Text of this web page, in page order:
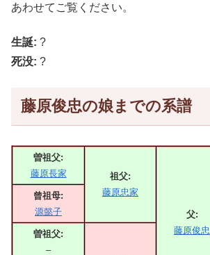
あわせてご覧ください。
生誕: ?
死没: ?
藤原俊忠の娘までの系譜
曽祖父:
藤原長家
祖父:
藤原忠家
父:
藤原俊忠
曾祖母:
源懿子
曽祖父:
–